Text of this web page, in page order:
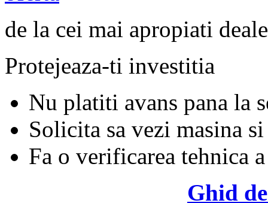
de la cei mai apropiati
Protejeaza-ti investitia
Nu platiti avans pana la
Solicita sa vezi masina si
Fa o verificarea tehnica
Ghid